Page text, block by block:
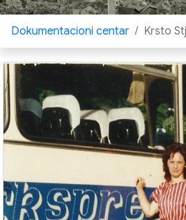
Dokumentacioni centar Krsto